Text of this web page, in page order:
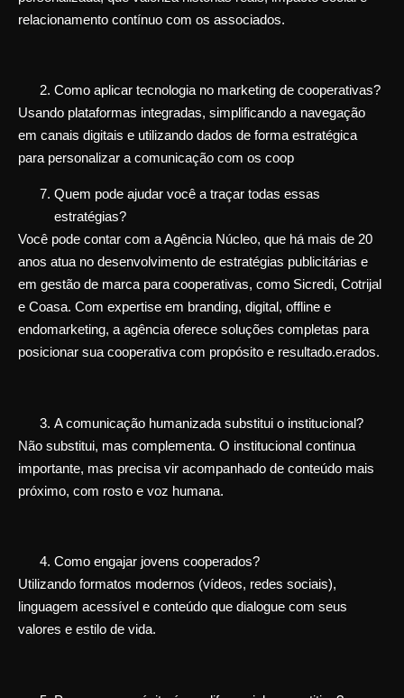
relacionamento contínuo com os associados.
Como aplicar tecnologia no marketing de cooperativas?
Usando plataformas integradas, simplificando a navegação
em canais digitais e utilizando dados de forma estratégica
para personalizar a comunicação com os coop
Quem pode ajudar você a traçar todas essas
estratégias?
Você pode contar com a Agência Núcleo, que há mais de 20
anos atua no desenvolvimento de estratégias publicitárias e
em gestão de marca para cooperativas, como Sicredi, Cotrijal
e Coasa. Com expertise em branding, digital, offline e
endomarketing, a agência oferece soluções completas para
posicionar sua cooperativa com propósito e resultado.erados.
A comunicação humanizada substitui o institucional?
Não substitui, mas complementa. O institucional continua
importante, mas precisa vir acompanhado de conteúdo mais
próximo, com rosto e voz humana.
Como engajar jovens cooperados?
Utilizando formatos modernos (vídeos, redes sociais),
linguagem acessível e conteúdo que dialogue com seus
valores e estilo de vida.